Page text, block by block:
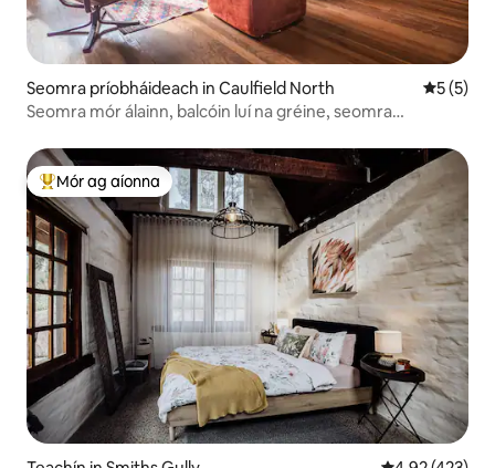
Seomra príobháideach in Caulfield North
5 (5)
Seomra mór álainn, balcóin luí na gréine, seomra
An-mhór ag aíonna
Mór ag aíonna